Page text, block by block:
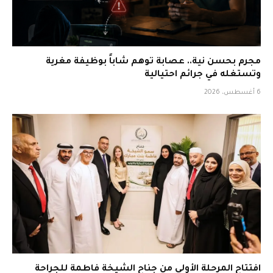
مجرم بحسن نية.. عصابة توهم شاباً بوظيفة مغرية
وتستغله في جرائم احتيالية
6 أغسطس، 2026
افتتاح المرحلة الأولى من جناح الشيخة فاطمة للجراحة